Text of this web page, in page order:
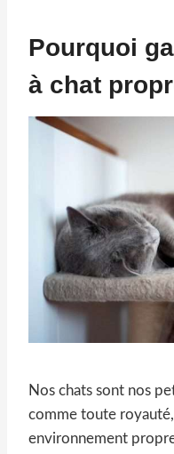
Pourquoi
à chat
Nos chats sont nos
comme toute
environnement